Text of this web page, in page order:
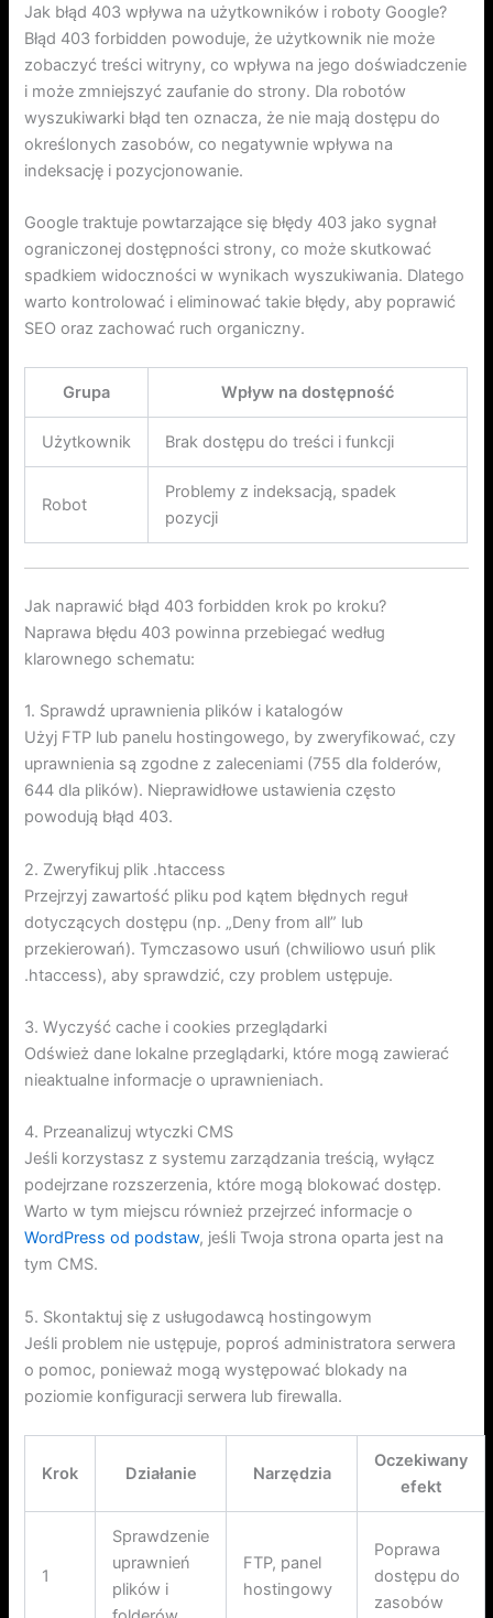
Jak błąd 403 wpływa na użytkowników i roboty Google?
Błąd 403 forbidden powoduje, że użytkownik nie może
zobaczyć treści witryny, co wpływa na jego doświadczenie
i może zmniejszyć zaufanie do strony. Dla robotów
wyszukiwarki błąd ten oznacza, że nie mają dostępu do
określonych zasobów, co negatywnie wpływa na
indeksację i pozycjonowanie.
Google traktuje powtarzające się błędy 403 jako sygnał
ograniczonej dostępności strony, co może skutkować
spadkiem widoczności w wynikach wyszukiwania. Dlatego
warto kontrolować i eliminować takie błędy, aby poprawić
SEO oraz zachować ruch organiczny.
Grupa Wpływ na dostępność
Użytkownik Brak dostępu do treści i funkcji
Robot
Problemy z indeksacją, spadek
pozycji
Jak naprawić błąd 403 forbidden krok po kroku?
Naprawa błędu 403 powinna przebiegać według
klarownego schematu:
1. Sprawdź uprawnienia plików i katalogów
Użyj FTP lub panelu hostingowego, by zweryfikować, czy
uprawnienia są zgodne z zaleceniami (755 dla folderów,
644 dla plików). Nieprawidłowe ustawienia często
powodują błąd 403.
2. Zweryfikuj plik .htaccess
Przejrzyj zawartość pliku pod kątem błędnych reguł
dotyczących dostępu (np. „Deny from all” lub
przekierowań). Tymczasowo usuń (chwiliowo usuń plik
.htaccess), aby sprawdzić, czy problem ustępuje.
3. Wyczyść cache i cookies przeglądarki
Odśwież dane lokalne przeglądarki, które mogą zawierać
nieaktualne informacje o uprawnieniach.
4. Przeanalizuj wtyczki CMS
Jeśli korzystasz z systemu zarządzania treścią, wyłącz
podejrzane rozszerzenia, które mogą blokować dostęp.
Warto w tym miejscu również przejrzeć informacje o
WordPress od podstaw, jeśli Twoja strona oparta jest na
tym CMS.
5. Skontaktuj się z usługodawcą hostingowym
Jeśli problem nie ustępuje, poproś administratora serwera
o pomoc, ponieważ mogą występować blokady na
poziomie konfiguracji serwera lub firewalla.
Krok Działanie Narzędzia
Oczekiwany
efekt
1
Sprawdzenie
uprawnień
plików i
FTP, panel
hostingowy
Poprawa
dostępu do
zasobów